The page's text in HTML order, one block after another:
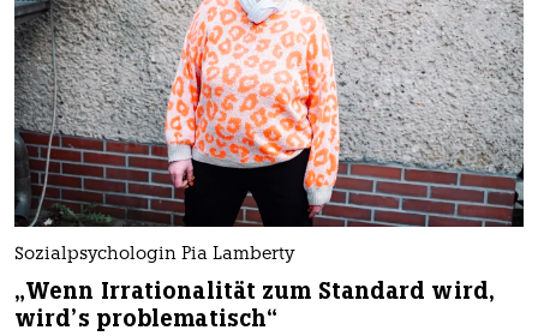
Sozialpsychologin Pia Lamberty
„Wenn Irrationalität zum Standard wird,
wird’s problematisch“